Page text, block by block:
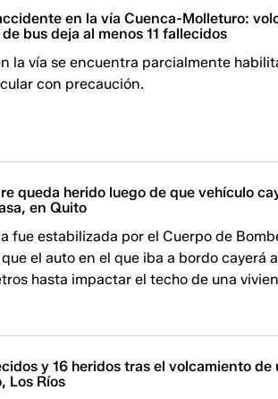
en la vía Cuenca-Molleturo:
bus deja al menos 11 fallecidos
la vía se encuentra parcialmente
con precaución.
queda herido luego de que vehículo
en Quito
fue estabilizada por el Cuerpo de
el auto en el que iba a bordo cayerá
hasta impactar el techo de una
y 16 heridos tras el volcamiento de
Los Ríos